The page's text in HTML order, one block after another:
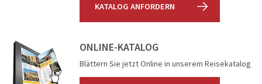
KATALOG ANFORDERN
ONLINE-KATALOG
Blättern Sie jetzt Online in unserem Reisekatalog